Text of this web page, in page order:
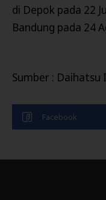
di Depok pada 22
Bandung pada 24
Sumber : Daihatsu